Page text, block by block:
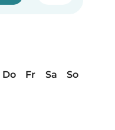
Do Fr Sa
So